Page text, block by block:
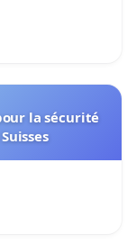
la sécurité